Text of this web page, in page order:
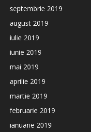
septembrie 2019
august 2019
iulie 2019
iunie 2019
mai 2019
aprilie 2019
martie 2019
februarie 2019
ianuarie 2019